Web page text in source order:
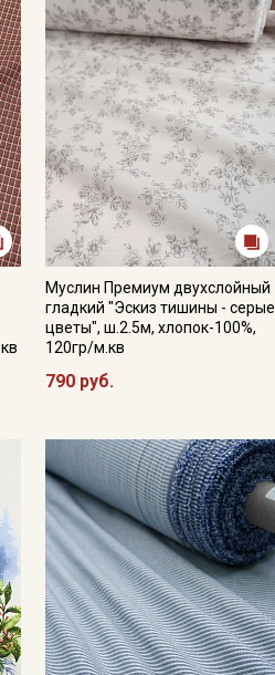
Муслин Премиум двухслойный
гладкий "Эскиз тишины - серые
цветы", ш.2.5м, хлопок-100%,
120гр/м.кв
790 руб.